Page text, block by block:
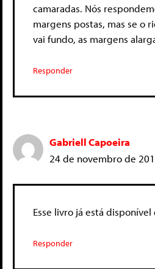
camaradas. Nós
margens postas, mas se o
vai fundo, as margens
Responder
Gabriell Capoeira
24 de novembro de
Esse livro já está
Responder